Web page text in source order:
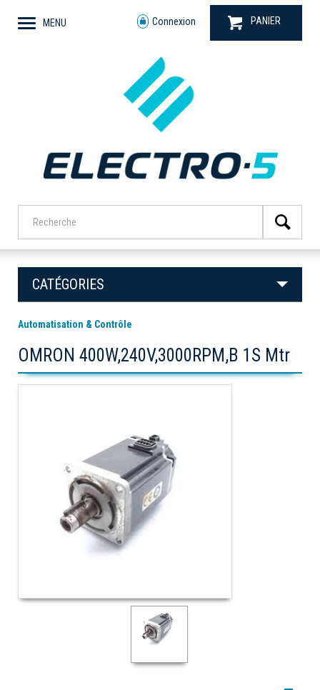
MENU Connexion PANIER
CATÉGORIES
Automatisation & Contrôle
OMRON 400W,240V,3000RPM,B 1S Mtr